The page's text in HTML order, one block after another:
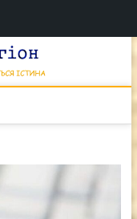
&
НАРОДЖУЄТЬСЯ